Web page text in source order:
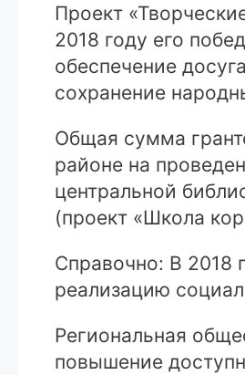
Проект
2018 году его
обеспечение
сохранение
Общая сумма
районе на
центральной
(проект «Школа
Справочно: В 2018
реализацию
Региональная
повышение